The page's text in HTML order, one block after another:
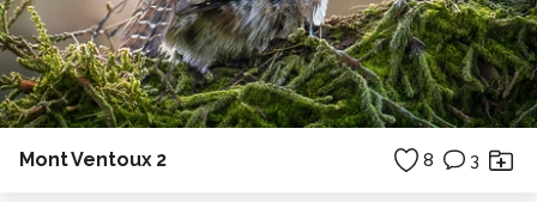
Mont Ventoux 2 8 3